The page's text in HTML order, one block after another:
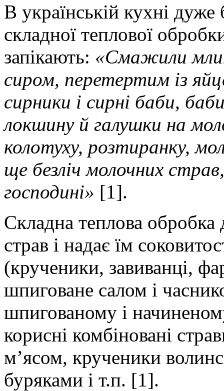
В українській кухні дуже
складної теплової
запікають: «Смажили
сиром, перетертим із
сирники і сирні баби,
локшину й галушки на
колотуху, розтиранку,
ще безліч молочних
господині» [1].
Складна теплова обробка
страв і надає їм
(крученики, завиванці,
шпиговане салом і
шпигованому і
корисні комбіновані
м’ясом, крученики
буряками і т.п. [1].